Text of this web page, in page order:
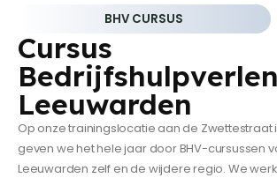
BHV CURSUS
Cursus
Leeuwarden
Op onze trainingslocatie aan de Zwettestraat
geven we het hele jaar door BHV-cursussen
Leeuwarden zelf en de wijdere regio. We